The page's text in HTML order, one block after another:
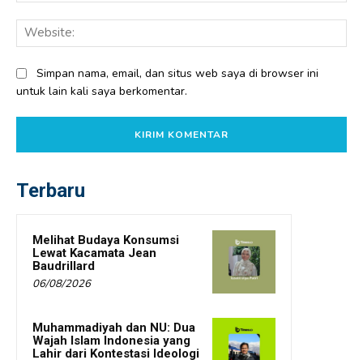
Simpan nama, email, dan situs web saya di browser ini
untuk lain kali saya berkomentar.
Terbaru
Melihat Budaya Konsumsi
Lewat Kacamata Jean
Baudrillard
06/08/2026
Muhammadiyah dan NU: Dua
Wajah Islam Indonesia yang
Lahir dari Kontestasi Ideologi